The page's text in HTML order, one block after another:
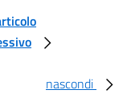
nascondi